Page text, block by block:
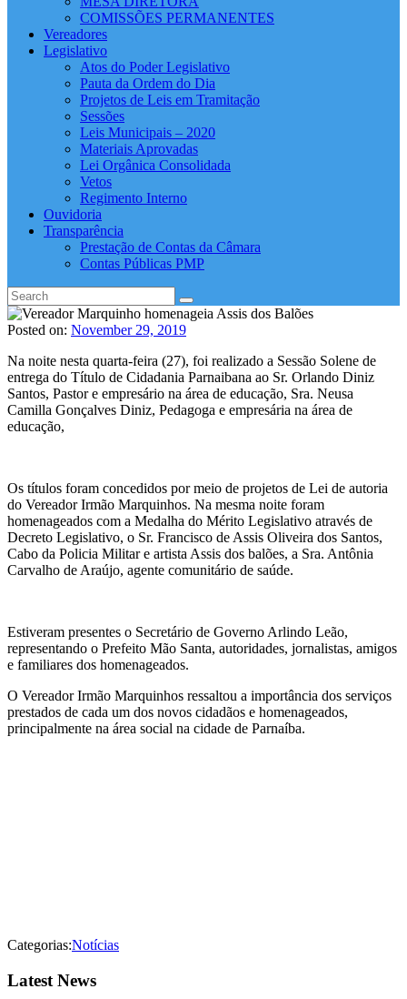
COMISSÕES PERMANENTES
Vereadores
Legislativo
Atos do Poder Legislativo
Pauta da Ordem do Dia
Projetos de Leis em Tramitação
Sessões
Leis Municipais – 2020
Materiais Aprovadas
Lei Orgânica Consolidada
Vetos
Regimento Interno
Ouvidoria
Transparência
Prestação de Contas da Câmara
Contas Públicas PMP
Posted on: November 29, 2019
Na noite nesta quarta-feira (27), foi realizado a Sessão Solene de
entrega do Título de Cidadania Parnaibana ao Sr. Orlando Diniz
Santos, Pastor e empresário na área de educação, Sra. Neusa
Camilla Gonçalves Diniz, Pedagoga e empresária na área de
educação,
Os títulos foram concedidos por meio de projetos de Lei de autoria
do Vereador Irmão Marquinhos. Na mesma noite foram
homenageados com a Medalha do Mérito Legislativo através de
Decreto Legislativo, o Sr. Francisco de Assis Oliveira dos Santos,
Cabo da Policia Militar e artista Assis dos balões, a Sra. Antônia
Carvalho de Araújo, agente comunitário de saúde.
Estiveram presentes o Secretário de Governo Arlindo Leão,
representando o Prefeito Mão Santa, autoridades, jornalistas, amigos
e familiares dos homenageados.
O Vereador Irmão Marquinhos ressaltou a importância dos serviços
prestados de cada um dos novos cidadãos e homenageados,
principalmente na área social na cidade de Parnaíba.
Categorias:Notícias
Latest News